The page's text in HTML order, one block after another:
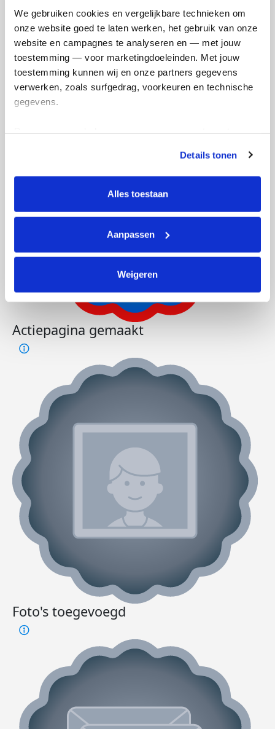
We gebruiken cookies en vergelijkbare technieken om
onze website goed te laten werken, het gebruik van onze
website en campagnes te analyseren en — met jouw
toestemming — voor marketingdoeleinden. Met jouw
toestemming kunnen wij en onze partners gegevens
verwerken, zoals surfgedrag, voorkeuren en technische
gegevens.
tonen. Je kunt je toestemming op elk moment wijzigen of
intrekken via Cookie instellingen onderaan de pagina. De
lijst met cookies is te vinden in het tabblad “details”.
Details tonen
Alles toestaan
Aanpassen
Weigeren
Silvia's badges
Actiepagina gemaakt
Foto's toegevoegd